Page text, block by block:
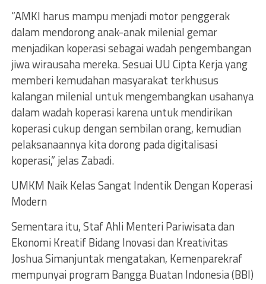
“AMKI harus mampu menjadi motor penggerak
dalam mendorong anak-anak milenial gemar
menjadikan koperasi sebagai wadah pengembangan
jiwa wirausaha mereka. Sesuai UU Cipta Kerja yang
memberi kemudahan masyarakat terkhusus
kalangan milenial untuk mengembangkan usahanya
dalam wadah koperasi karena untuk mendirikan
koperasi cukup dengan sembilan orang, kemudian
pelaksanaannya kita dorong pada digitalisasi
koperasi,” jelas Zabadi.
UMKM Naik Kelas Sangat Indentik Dengan Koperasi
Modern
Sementara itu, Staf Ahli Menteri Pariwisata dan
Ekonomi Kreatif Bidang Inovasi dan Kreativitas
Joshua Simanjuntak mengatakan, Kemenparekraf
mempunyai program Bangga Buatan Indonesia (BBI)